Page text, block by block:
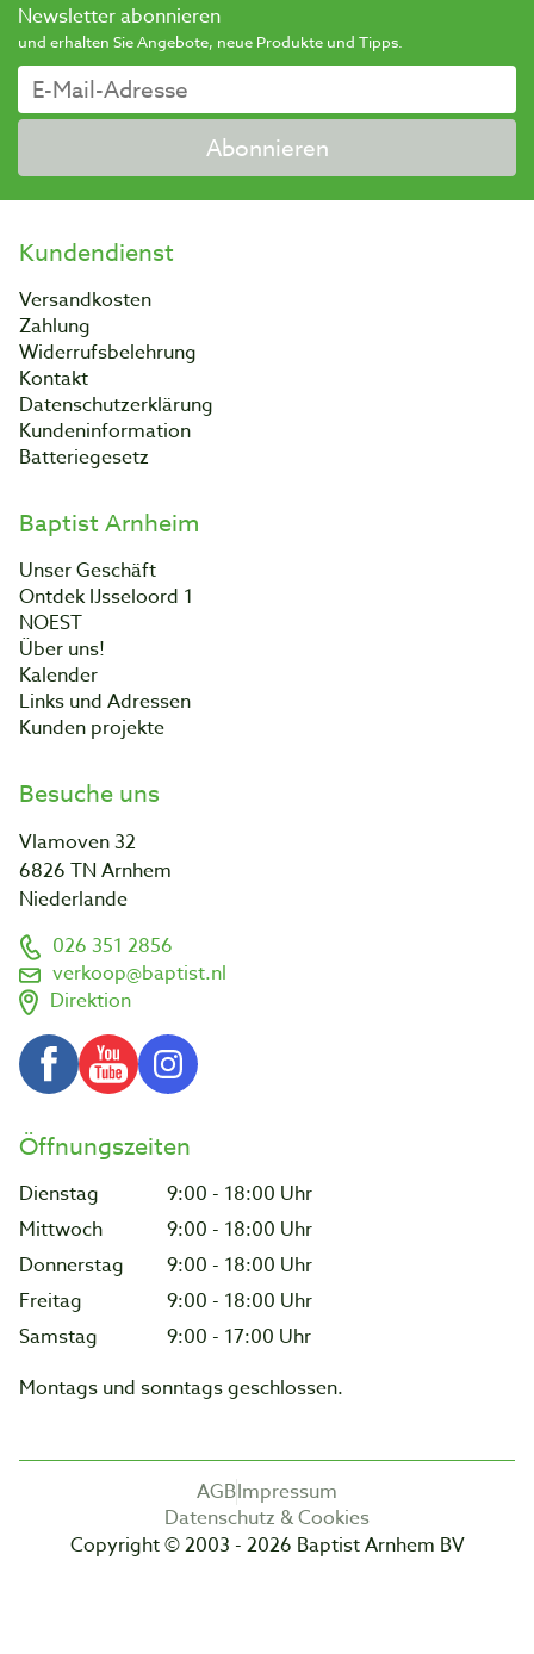
Newsletter abonnieren
und erhalten Sie Angebote, neue Produkte und Tipps.
Abonnieren
Kundendienst
Versandkosten
Zahlung
Widerrufsbelehrung
Kontakt
Datenschutzerklärung
Kundeninformation
Batteriegesetz
Baptist Arnheim
Unser Geschäft
Ontdek IJsseloord 1
NOEST
Über uns!
Kalender
Links und Adressen
Kunden projekte
Besuche uns
Vlamoven 32
6826 TN Arnhem
Niederlande
026 351 2856
verkoop@baptist.nl
Direktion
Öffnungszeiten
Dienstag
9:00 - 18:00 Uhr
Mittwoch
9:00 - 18:00 Uhr
Donnerstag
9:00 - 18:00 Uhr
Freitag
9:00 - 18:00 Uhr
Samstag
9:00 - 17:00 Uhr
Montags und sonntags geschlossen.
AGBImpressum
Datenschutz & Cookies
Copyright © 2003 - 2026 Baptist Arnhem BV